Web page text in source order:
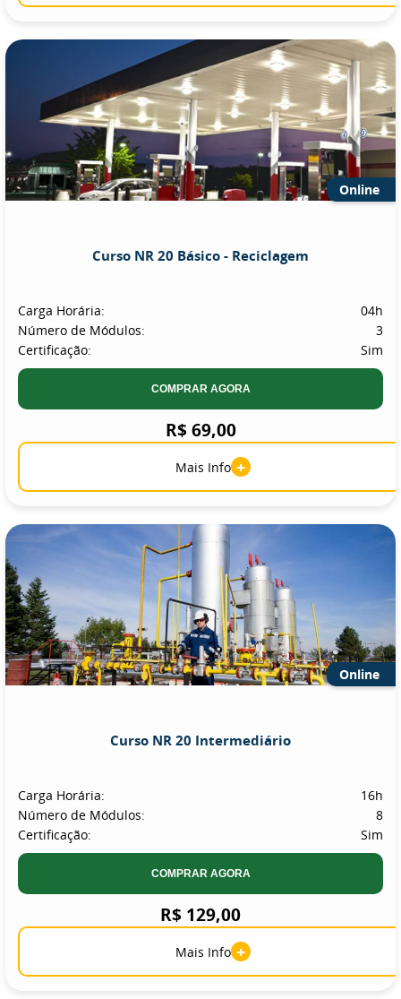
Online
Curso NR 20 Básico - Reciclagem
Carga Horária:
04h
Número de Módulos:
3
Certificação:
Sim
COMPRAR AGORA
R$ 69,00
Mais Info +
Online
Curso NR 20 Intermediário
Carga Horária:
16h
Número de Módulos:
8
Certificação:
Sim
COMPRAR AGORA
R$ 129,00
Mais Info +